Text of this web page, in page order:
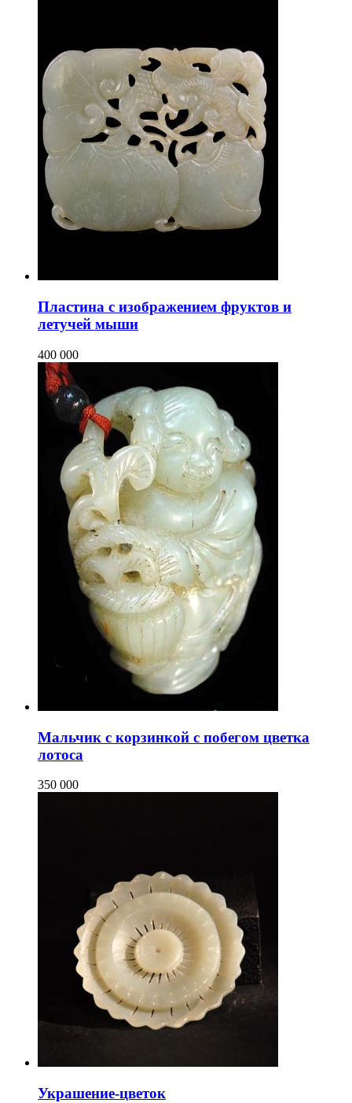
Пластина с изображением фруктов и
летучей мыши
400 000
Мальчик с корзинкой с побегом цветка
лотоса
350 000
Украшение-цветок